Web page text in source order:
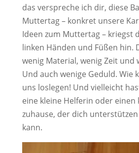
das verspreche ich dir, diese
Muttertag – konkret unsere
Ideen zum Muttertag – kriegst
linken Händen und Füßen hin.
wenig Material, wenig Zeit und
Und auch wenige Geduld. Wie
uns loslegen! Und vielleicht
eine kleine Helferin oder einen
zuhause, der dich
kann.